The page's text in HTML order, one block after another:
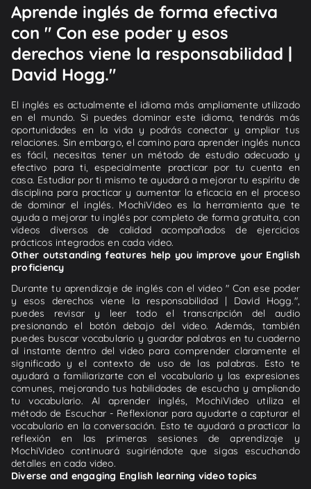
Aprende inglés de forma efectiva
con " Con ese poder y esos
derechos viene la responsabilidad |
David Hogg."
El inglés es actualmente el idioma más ampliamente utilizado
en el mundo. Si puedes dominar este idioma, tendrás más
oportunidades en la vida y podrás conectar y ampliar tus
relaciones. Sin embargo, el camino para aprender inglés nunca
es fácil, necesitas tener un método de estudio adecuado y
efectivo para ti, especialmente practicar por tu cuenta en
casa. Estudiar por ti mismo te ayudará a mejorar tu espíritu de
disciplina para practicar y aumentar la eficacia en el proceso
de dominar el inglés. MochiVideo es la herramienta que te
ayuda a mejorar tu inglés por completo de forma gratuita, con
videos diversos de calidad acompañados de ejercicios
prácticos integrados en cada video.
Other outstanding features help you improve your English
proficiency
Durante tu aprendizaje de inglés con el video " Con ese poder
y esos derechos viene la responsabilidad | David Hogg.",
puedes revisar y leer todo el transcripción del audio
presionando el botón debajo del video. Además, también
puedes buscar vocabulario y guardar palabras en tu cuaderno
al instante dentro del video para comprender claramente el
significado y el contexto de uso de las palabras. Esto te
ayudará a familiarizarte con el vocabulario y las expresiones
comunes, mejorando tus habilidades de escucha y ampliando
tu vocabulario. Al aprender inglés, MochiVideo utiliza el
método de Escuchar - Reflexionar para ayudarte a capturar el
vocabulario en la conversación. Esto te ayudará a practicar la
reflexión en las primeras sesiones de aprendizaje y
MochiVideo continuará sugiriéndote que sigas escuchando
detalles en cada video.
Diverse and engaging English learning video topics